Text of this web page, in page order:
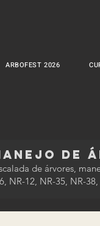
ARBOFEST 2026
DE
de árvores,
12, NR-35, NR-